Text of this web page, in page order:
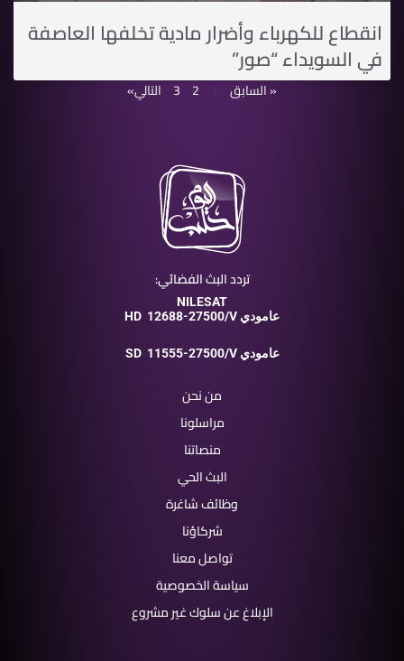
انقطاع للكهرباء وأضرار مادية تخلفها العاصفة
في السويداء “صور”
« السابق 1
2
3 التالي»
تردد البث الفضائي:
NILESAT
HD
12688-27500/V عامودي
SD 11555-27500/V عامودي
من نحن
مراسلونا
منصاتنا
البث الحي
وظائف شاغرة
شركاؤنا
تواصل معنا
سياسة الخصوصية
الإبلاغ عن سلوك غير مشروع